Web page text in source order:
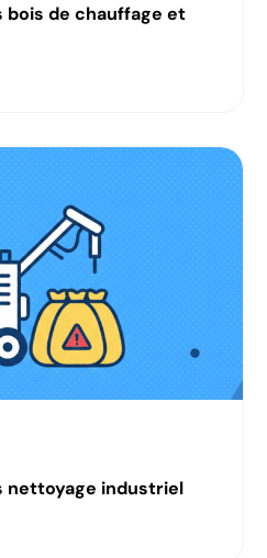
bois de chauffage et
nettoyage industriel